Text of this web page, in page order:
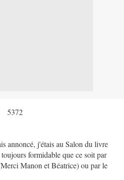
annoncé, j'étais au Salon du livre
formidable que ce soit par
Manon et Béatrice) ou par le